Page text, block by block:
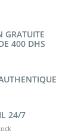
GRATUITE
400 DHS
24/7